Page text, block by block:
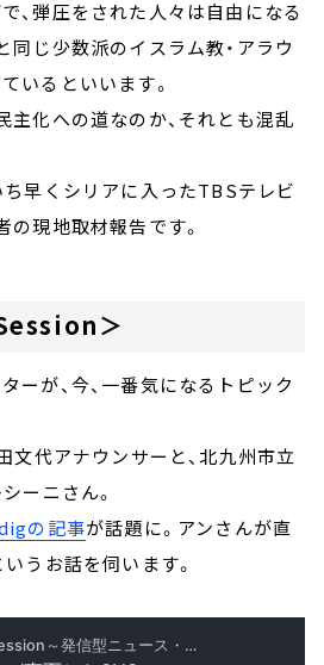
、弾圧をされた人々は自由になる
同じ少数派のイスラム教・アラウ
いるといいます。
主化への道なのか、それとも混乱
ち早くシリアに入ったTBSテレビ
の現地取材報告です。
＞
ーが、今、一番気になるトピック
文代アナウンサーと、北九州市立
ーニさん。
の記事が話題に。アンさんが直
うお話を伺います。